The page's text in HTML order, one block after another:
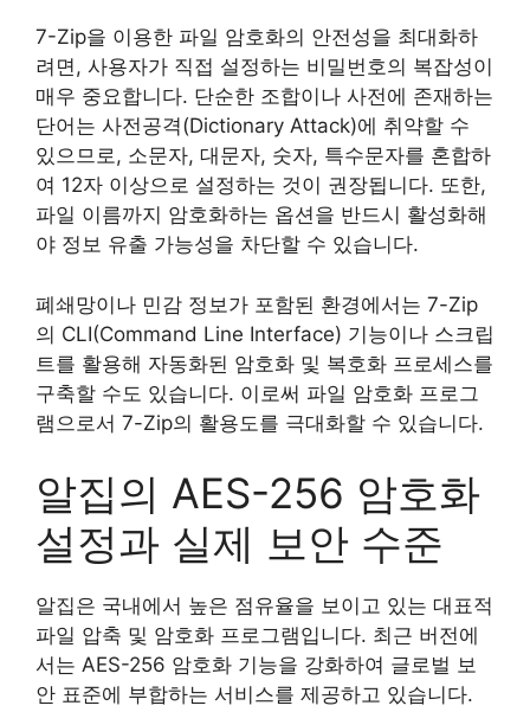
7-Zip을 이용한 파일 암호화의 안전성을 최대화하
려면, 사용자가 직접 설정하는 비밀번호의 복잡성이
매우 중요합니다. 단순한 조합이나 사전에 존재하는
단어는 사전공격(Dictionary Attack)에 취약할 수
있으므로, 소문자, 대문자, 숫자, 특수문자를 혼합하
여 12자 이상으로 설정하는 것이 권장됩니다. 또한,
파일 이름까지 암호화하는 옵션을 반드시 활성화해
야 정보 유출 가능성을 차단할 수 있습니다.
폐쇄망이나 민감 정보가 포함된 환경에서는 7-Zip
의 CLI(Command Line Interface) 기능이나 스크립
트를 활용해 자동화된 암호화 및 복호화 프로세스를
구축할 수도 있습니다. 이로써 파일 암호화 프로그
램으로서 7-Zip의 활용도를 극대화할 수 있습니다.
알집의 AES-256 암호화
설정과 실제 보안 수준
알집은 국내에서 높은 점유율을 보이고 있는 대표적
파일 압축 및 암호화 프로그램입니다. 최근 버전에
서는 AES-256 암호화 기능을 강화하여 글로벌 보
안 표준에 부합하는 서비스를 제공하고 있습니다.